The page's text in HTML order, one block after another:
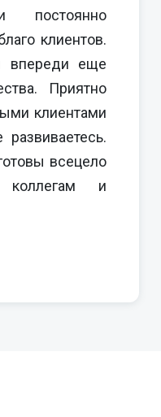
клиентов.
впереди еще
Приятно
клиентами
всецело
коллегам и